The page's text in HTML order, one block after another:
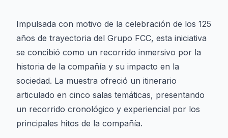
Impulsada con motivo de la celebración de los 125
años de trayectoria del Grupo FCC, esta iniciativa
se concibió como un recorrido inmersivo por la
historia de la compañía y su impacto en la
sociedad. La muestra ofreció un itinerario
articulado en cinco salas temáticas, presentando
un recorrido cronológico y experiencial por los
principales hitos de la compañía.